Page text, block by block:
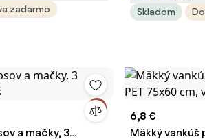
zadarmo
Skladom
a mačky, 3
6,8 €
Mäkký vankúš